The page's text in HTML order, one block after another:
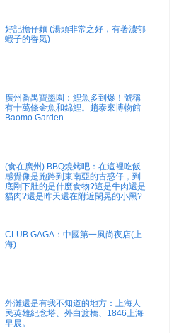
好記擔仔麵 (湯頭非常之好，有著濃郁
蝦子的香氣)
廣州番禺寶墨園：鯉魚多到爆！號稱
有十萬條金魚和錦鯉。趙泰來博物館
Baomo Garden
(食在廣州) BBQ燒烤吧：在這裡吃飯
感覺像是跑路到東南亞的古惑仔，到
底剛下肚的是什麼食物?這是牛肉還是
貓肉?還是昨天還在附近閑晃的小黑?
CLUB GAGA：中國第一風尚夜店(上
海)
外灘還是有我不知道的地方：上海人
民英雄紀念塔、外白渡橋、1846上海
早晨。